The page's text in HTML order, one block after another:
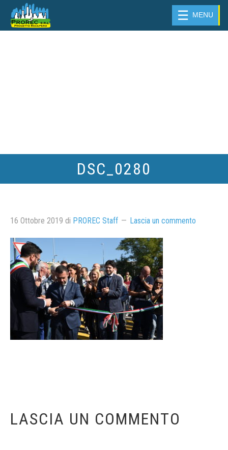
☰ MENU
DSC_0280
16 Ottobre 2019 di PROREC Staff Lascia un commento
LASCIA UN COMMENTO